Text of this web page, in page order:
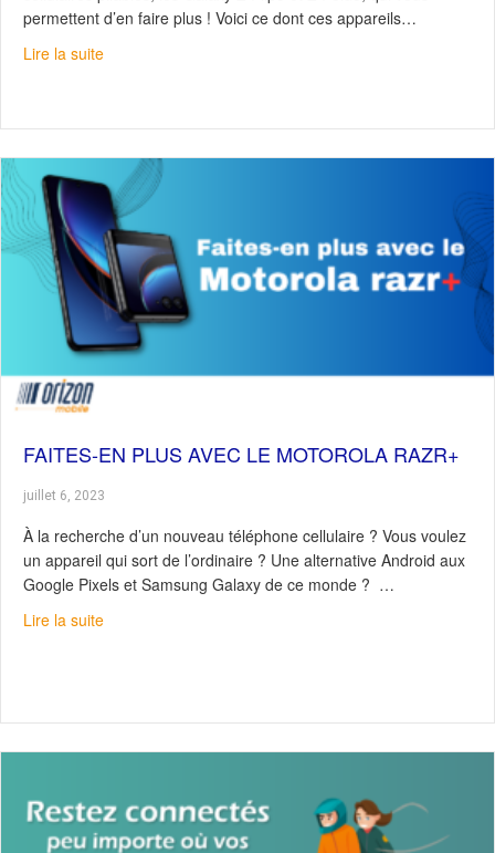
permettent d’en faire plus ! Voici ce dont ces appareils…
Lire la suiteabout Samsung Galaxy Z Flip5 & Z Fold5 : Dépliez
FAITES-EN PLUS AVEC LE MOTOROLA RAZR+
juillet 6, 2023
À la recherche d’un nouveau téléphone cellulaire ? Vous voulez
un appareil qui sort de l’ordinaire ? Une alternative Android aux
Google Pixels et Samsung Galaxy de ce monde ? …
Lire la suiteabout Faites-en plus avec le Motorola Razr+